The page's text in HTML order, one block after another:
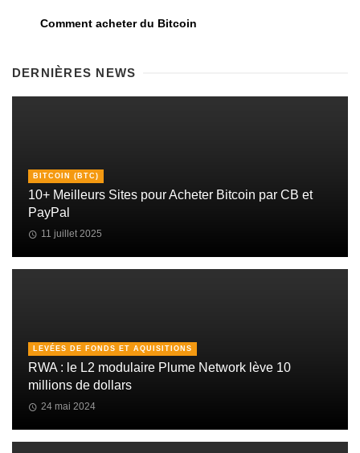
Comment acheter du Bitcoin
DERNIÈRES NEWS
BITCOIN (BTC)
10+ Meilleurs Sites pour Acheter Bitcoin par CB et
PayPal
11 juillet 2025
LEVÉES DE FONDS ET AQUISITIONS
RWA : le L2 modulaire Plume Network lève 10
millions de dollars
24 mai 2024